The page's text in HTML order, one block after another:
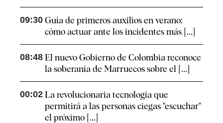
09:30 Guía de primeros auxilios en verano:
cómo actuar ante los incidentes más [...]
08:48 El nuevo Gobierno de Colombia reconoce
la soberanía de Marruecos sobre el [...]
00:02 La revolucionaria tecnología que
permitirá a las personas ciegas "escuchar"
el próximo [...]